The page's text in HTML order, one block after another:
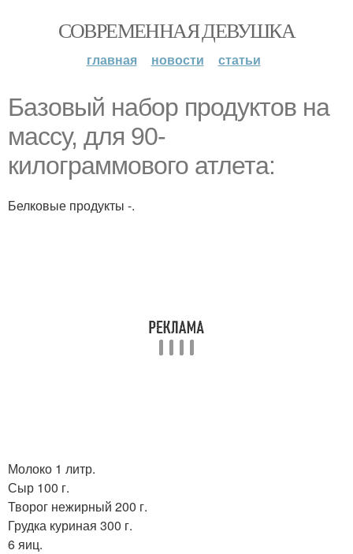
СОВРЕМЕННАЯ ДЕВУШКА
главная новости статьи
Базовый набор продуктов на
массу, для 90-
килограммового атлета:
Белковые продукты -.
Молоко 1 литр.
Сыр 100 г.
Творог нежирный 200 г.
Грудка куриная 300 г.
6 яиц.